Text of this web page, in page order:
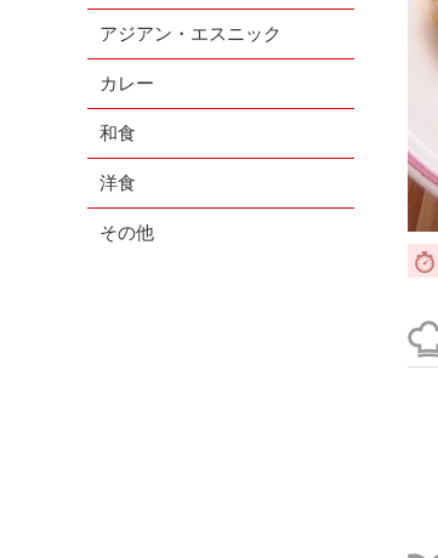
アジアン・エスニック
カレー
和食
洋食
その他